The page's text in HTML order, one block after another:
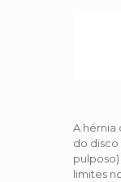
A hérnia
do
limites